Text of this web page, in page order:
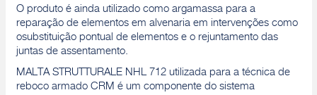
O produto é ainda utilizado como argamassa para a
reparação de elementos em alvenaria em intervenções como
osubstituição pontual de elementos e o rejuntamento das
juntas de assentamento.
MALTA STRUTTURALE NHL 712 utilizada para a técnica de
reboco armado CRM é um componente do sistema